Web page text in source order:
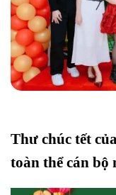
Thư chúc tết
toàn thể cán bộ